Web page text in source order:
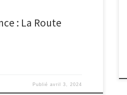
: La Route
Publiéavril 3, 2024